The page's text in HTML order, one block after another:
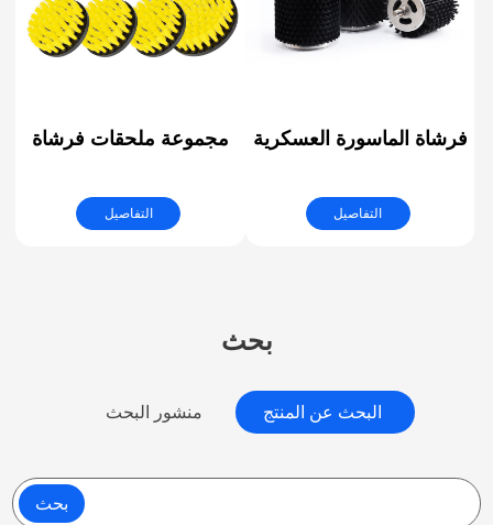
فرشاة الماسورة العسكرية
التفاصيل
مجموعة ملحقات فرشاة
تنظيف كهربائية مع ملحق
طويل ممتد لجميع الأغراض
التفاصيل
بحث
البحث عن المنتج منشور البحث
بحث